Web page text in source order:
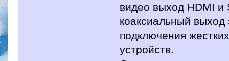
видео выход HDMI и
коаксиальный
подключения
устройств.